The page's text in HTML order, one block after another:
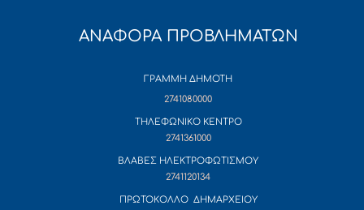
ΑΝΑΦΟΡΑ ΠΡΟΒΛΗΜΑΤΩΝ
ΓΡΑΜΜΗ ΔΗΜΟΤΗ
2741080000
ΤΗΛΕΦΩΝΙΚΟ ΚΕΝΤΡΟ
2741361000
ΒΛΑΒΕΣ ΗΛΕΚΤΡΟΦΩΤΙΣΜΟΥ
2741120134
ΠΡΩΤΟΚΟΛΛΟ ΔΗΜΑΡΧΕΙΟΥ